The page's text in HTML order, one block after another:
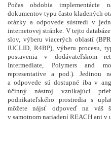
Počas obdobia implementácie
dokumentov typu často kladených
otázky a odpovede sústredí v
internetovej stránke. V tejto
slov, výberu viacerých oblastí
IUCLID, R4BP), výberu procesu,
postavenia v dodávateľskom
Intermediate, Polymers and
representative a pod.). Jedinou
a odpovede sú dostupné iba v
účinný nástroj vznikajúci
podnikateľského prostredia s
môžete nájsť odpoveď na váš
v samotnom nariadení REACH ani v